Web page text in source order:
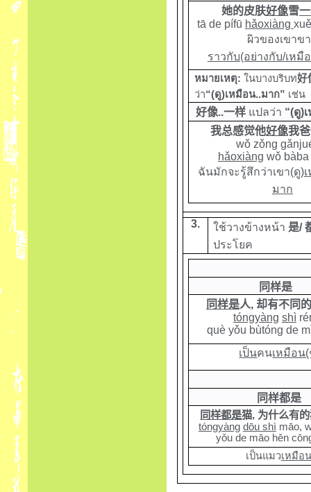
她的皮肤好像雪
tā de pífū hǎoxiàng
ผิวของเขาข
ราวกับ(อย่างกับ/เหมื
หมายเหตุ: ในบางบริบท好
ว่า“(ดู)เหมือน..มาก” เช่น
好像..一样 แปลว่า “(ดู)
我总感觉他好像我
wǒ zǒng
hǎoxiàng wǒ bàba
ฉันมักจะรู้สึกว่าเขา(ดู)
มาก
3. ใช้วางข้างหน้า 是/
ประโยค
同样是
同样是人, 却有不同
tóngyàng shì
què yǒu bùtóng de
เป็นคนเหมือน
同样都是
同样都是猫, 为什么有
tóngyàng dōu shì māo,
yǒu de māo hěn
เป็นแมวเหมือ